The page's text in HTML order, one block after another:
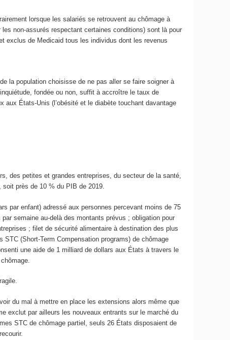
lorsque les salariés se retrouvent au chômage à
non-assurés respectant certaines conditions) sont là pour
exclus de Medicaid tous les individus dont les revenus
la population choisisse de ne pas aller se faire soigner à
fondée ou non, suffit à accroître le taux de
États-Unis (l’obésité et le diabète touchant davantage
des petites et grandes entreprises, du secteur de la santé,
près de 10 % du PIB de 2019.
par enfant) adressé aux personnes percevant moins de 75
semaine au-delà des montants prévus ; obligation pour
; filet de sécurité alimentaire à destination des plus
(Short-Term Compensation programs) de chômage
une aide de 1 milliard de dollars aux États à travers le
du mal à mettre en place les extensions alors même que
exclut par ailleurs les nouveaux entrants sur le marché du
STC de chômage partiel, seuls 26 États disposaient de